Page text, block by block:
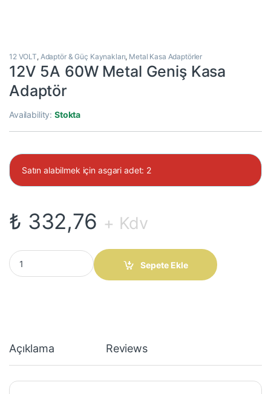
12 VOLT, Adaptör & Güç Kaynakları, Metal Kasa Adaptörler
12V 5A 60W Metal Geniş Kasa
Adaptör
Availability:Stokta
Satın alabilmek için asgari adet: 2
₺ 332,76 + Kdv
12V 5A 60W Metal Geniş Kasa Adaptör quantity
Sepete Ekle
Açıklama Reviews